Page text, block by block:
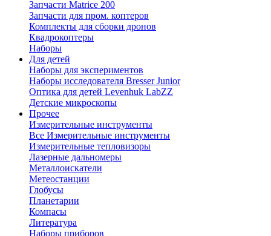
Запчасти Matrice 200
Запчасти для пром. коптеров
Комплекты для сборки дронов
Квадрокоптеры
Наборы
Для детей
Наборы для экспериментов
Наборы исследователя Bresser Junior
Оптика для детей Levenhuk LabZZ
Детские микроскопы
Прочее
Измерительные инструменты
Все Измерительные инструменты
Измерительные тепловизоры
Лазерные дальномеры
Металлоискатели
Метеостанции
Глобусы
Планетарии
Компасы
Литература
Наборы приборов